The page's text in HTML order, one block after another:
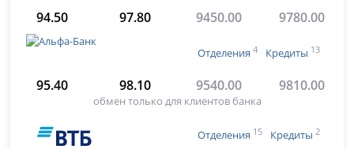
94.50 97.80 9450.00 9780.00
Отделения 4 Кредиты 13
95.40 98.10 9540.00 9810.00
обмен только для клиентов банка
Отделения 15 Кредиты 2